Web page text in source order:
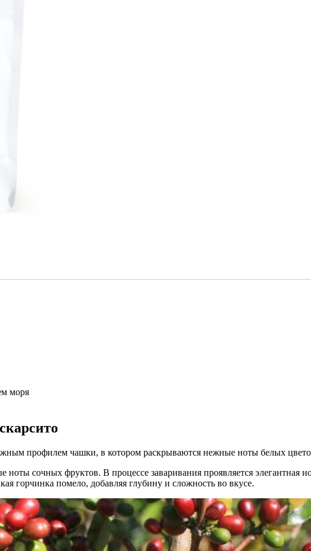
моря
профилем чашки, в котором раскрываются нежные ноты белых
ноты сочных фруктов. В процессе заваривания проявляется
горчинка помело, добавляя глубину и сложность во вкусе.